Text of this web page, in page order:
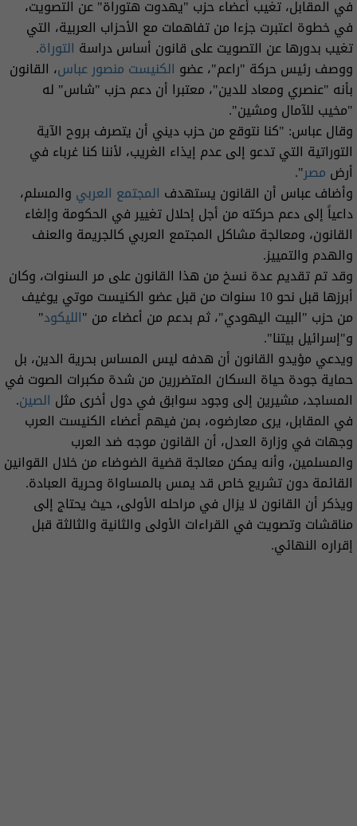
في المقابل، تغيب أعضاء حزب "يهدوت هتوراة" عن التصويت،
في خطوة اعتبرت جزءا من تفاهمات مع الأحزاب العربية، التي
تغيب بدورها عن التصويت على قانون أساس دراسة التوراة.
ووصف رئيس حركة "راعم"، عضو الكنيست منصور عباس، القانون
بأنه "عنصري ومعاد للدين"، معتبرا أن دعم حزب "شاس" له
"مخيب للآمال ومشين".
وقال عباس: "كنا نتوقع من حزب ديني أن يتصرف بروح الآية
التوراتية التي تدعو إلى عدم إيذاء الغريب، لأننا كنا غرباء في
أرض مصر".
وأضاف عباس أن القانون يستهدف المجتمع العربي والمسلم،
داعياً إلى دعم حركته من أجل إحلال تغيير في الحكومة وإلغاء
القانون، ومعالجة مشاكل المجتمع العربي كالجريمة والعنف
والهدم والتمييز.
وقد تم تقديم عدة نسخ من هذا القانون على مر السنوات، وكان
أبرزها قبل نحو 10 سنوات من قبل عضو الكنيست موتي يوغيف
من حزب "البيت اليهودي"، ثم بدعم من أعضاء من "الليكود"
و"إسرائيل بيتنا".
ويدعي مؤيدو القانون أن هدفه ليس المساس بحرية الدين، بل
حماية جودة حياة السكان المتضررين من شدة مكبرات الصوت في
المساجد، مشيرين إلى وجود سوابق في دول أخرى مثل الصين.
في المقابل، يرى معارضوه، بمن فيهم أعضاء الكنيست العرب
وجهات في وزارة العدل، أن القانون موجه ضد العرب
والمسلمين، وأنه يمكن معالجة قضية الضوضاء من خلال القوانين
القائمة دون تشريع خاص قد يمس بالمساواة وحرية العبادة.
ويذكر أن القانون لا يزال في مراحله الأولى، حيث يحتاج إلى
مناقشات وتصويت في القراءات الأولى والثانية والثالثة قبل
إقراره النهائي.